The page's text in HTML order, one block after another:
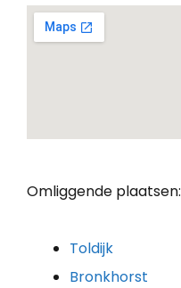
Omliggende plaatsen:
Toldijk
Bronkhorst